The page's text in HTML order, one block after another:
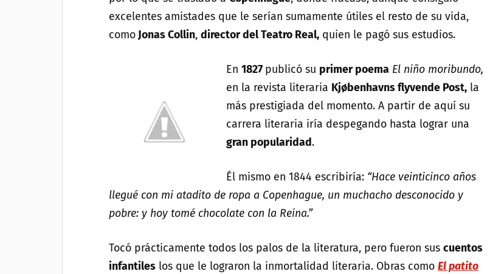
excelentes amistades que le serían sumamente útiles el resto de su vida,
como Jonas Collin,director del Teatro Real, quien le pagó sus estudios.
En1827 publicó su primer poema El niño moribundo,
en la revista literaria Kjøbenhavns flyvende Post, la
más prestigiada del momento. A partir de aquí su
carrera literaria iría despegando hasta lograr una
gran popularidad.
Él mismo en 1844 escribiría: “Hace veinticinco años
llegué con mi atadito de ropa a Copenhague, un muchacho desconocido y
pobre: y hoy tomé chocolate con la Reina.”
Tocó prácticamente todos los palos de la literatura, pero fueron suscuentos
infantiles los que le lograron la inmortalidad literaria. Obras comoEl patito